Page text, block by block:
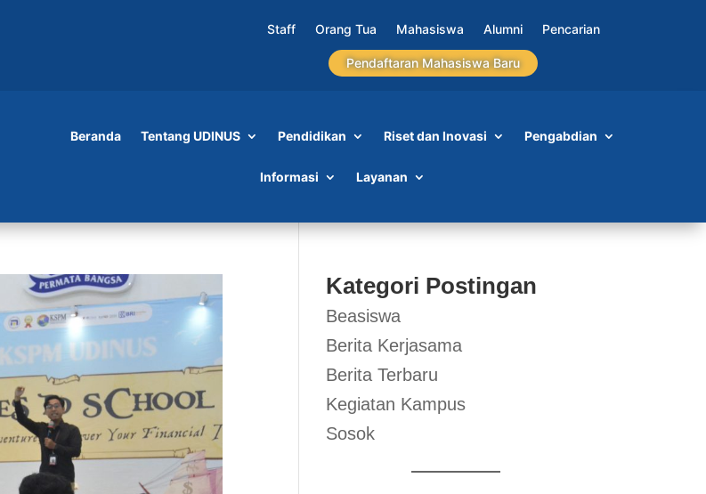
Staff Orang Tua Mahasiswa Alumni Pencarian
Pendaftaran Mahasiswa Baru
Beranda Tentang UDINUS Pendidikan Riset dan Inovasi Pengabdian
Informasi Layanan
Kategori Postingan
Beasiswa
Berita Kerjasama
Berita Terbaru
Kegiatan Kampus
Sosok